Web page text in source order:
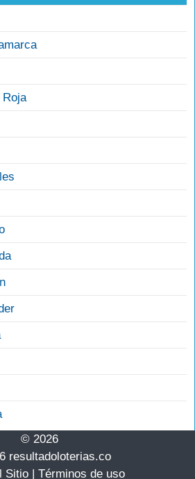
© 2026
resultadoloterias.co
Sitio| Términos de uso